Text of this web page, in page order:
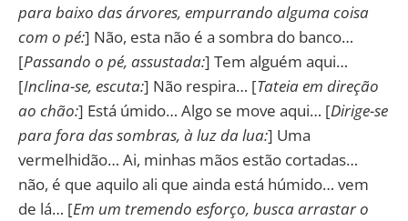
para baixo das árvores, empurrando alguma coisa
com o pé:] Não, esta não é a sombra do banco…
[Passando o pé, assustada:] Tem alguém aqui…
[Inclina-se, escuta:] Não respira… [Tateia em direção
ao chão:] Está úmido… Algo se move aqui… [Dirige-se
para fora das sombras, à luz da lua:] Uma
vermelhidão… Ai, minhas mãos estão cortadas…
não, é que aquilo ali que ainda está húmido… vem
de lá… [Em um tremendo esforço, busca arrastar o